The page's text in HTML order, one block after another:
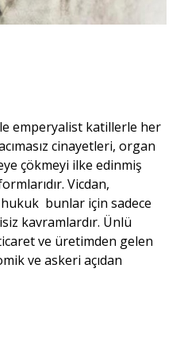
emperyalist katillerle her
cinayetleri, organ
çökmeyi ilke edinmiş
Vicdan,
bunlar için sadece
kavramlardır. Ünlü
ve üretimden gelen
ve askeri açıdan